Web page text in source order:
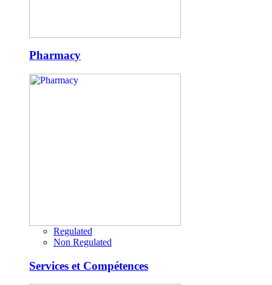
Pharmacy
Regulated
Non Regulated
Services et Compétences